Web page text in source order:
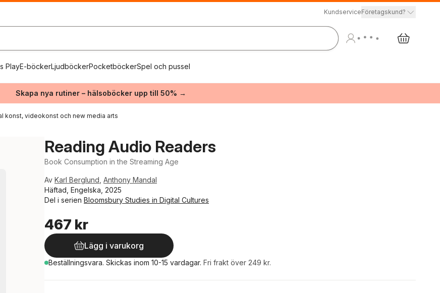
KundserviceFöretagskund?
PlayE-böckerLjudböckerPocketböckerSpel och pussel
Skapa nya rutiner – hälsoböcker upp till 50% →
konst, videokonst och new media arts
Reading Audio Readers
Book Consumption in the Streaming Age
Av Karl Berglund Anthony Mandal
Häftad, Engelska, 2025
Del i serien Bloomsbury Studies in Digital Cultures
467 kr
Lägg i varukorg
Beställningsvara. Skickas inom 10-15 vardagar. Fri frakt över 249 kr.